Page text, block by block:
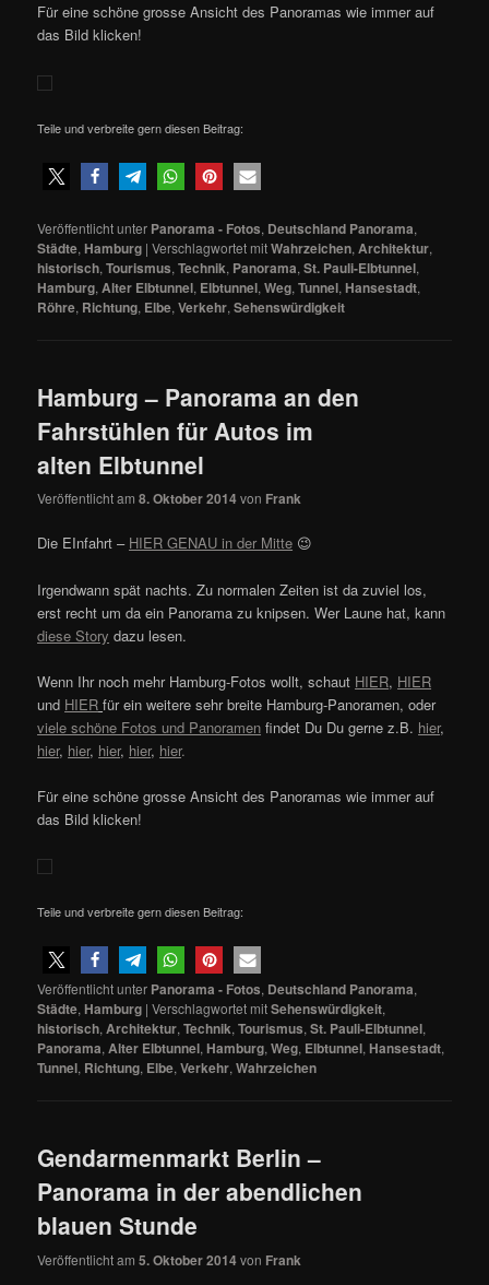
Für eine schöne grosse Ansicht des Panoramas wie immer auf
das Bild klicken!
Teile und verbreite gern diesen Beitrag:
Veröffentlicht unter Panorama - Fotos, Deutschland Panorama,
Städte, Hamburg |Verschlagwortet mitWahrzeichen, Architektur,
historisch,Tourismus,Technik, Panorama,St. Pauli-Elbtunnel,
Hamburg, Alter Elbtunnel, Elbtunnel,Weg,Tunnel, Hansestadt,
Röhre, Richtung, Elbe,Verkehr,Sehenswürdigkeit
Hamburg – Panorama an den
Fahrstühlen für Autos im
alten Elbtunnel
Veröffentlicht am8. Oktober 2014von Frank
Die EInfahrt – HIER GENAU in der Mitte 😉
Irgendwann spät nachts. Zu normalen Zeiten ist da zuviel los,
erst recht um da ein Panorama zu knipsen. Wer Laune hat, kann
diese Story dazu lesen.
Wenn Ihr noch mehr Hamburg-Fotos wollt, schaut HIER, HIER
und HIER für ein weitere sehr breite Hamburg-Panoramen, oder
viele schöne Fotos und Panoramen findet Du Du gerne z.B. hier,
hier, hier, hier, hier, hier.
Für eine schöne grosse Ansicht des Panoramas wie immer auf
das Bild klicken!
Teile und verbreite gern diesen Beitrag:
Veröffentlicht unter Panorama - Fotos, Deutschland Panorama,
Städte, Hamburg |Verschlagwortet mitSehenswürdigkeit,
historisch, Architektur,Technik,Tourismus,St. Pauli-Elbtunnel,
Panorama, Alter Elbtunnel, Hamburg,Weg, Elbtunnel, Hansestadt,
Tunnel, Richtung, Elbe,Verkehr,Wahrzeichen
Gendarmenmarkt Berlin –
Panorama in der abendlichen
blauen Stunde
Veröffentlicht am5. Oktober 2014von Frank